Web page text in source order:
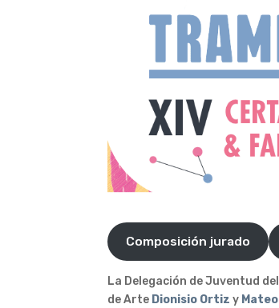
Composición jurado
La Delegación de Juventud
de Arte Dionisio Ortiz y